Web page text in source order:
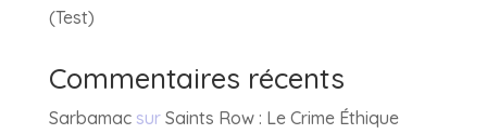
(Test)
Commentaires récents
Sarbamacsur Saints Row : Le Crime Éthique